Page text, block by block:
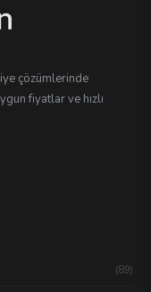
çözümlerinde
fiyatlar ve hızlı
(89)